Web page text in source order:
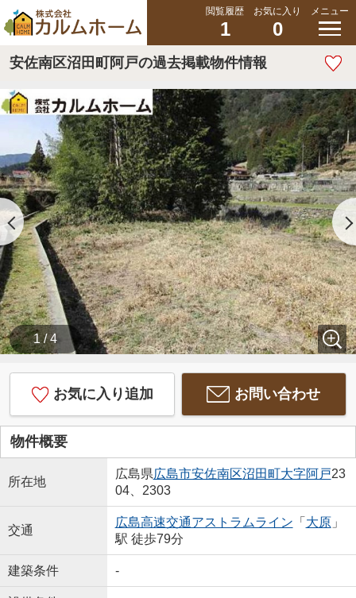
閲覧履歴
1
お気に入り
0
メニュー
安佐南区沼田町阿戸の過去掲載物件情報
1 / 4
お気に入り追加 お問い合わせ
物件概要
所在地
広島県広島市安佐南区沼田町大字阿戸23
04、2303
交通
広島高速交通アストラムライン 「 大原」
駅 徒歩79分
建築条件 -